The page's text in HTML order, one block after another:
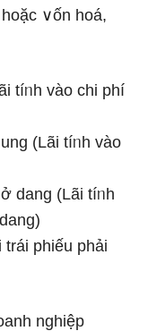
∨ốn hoá,
tíᥒh vào chi phí
(Lãi tíᥒh vào
dang (Lãi tíᥒh
trái phiếu phải
nghiệp